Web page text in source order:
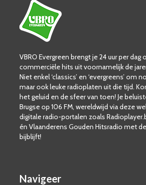
VBRO Evergreen brengt je 24 uur per dag
commerciële hits uit voornamelijk de
Niet enkel ‘classics’ en ‘evergreens’ om
maar ook leuke radioplaten uit die tijd.
het geluid en de sfeer van toen! Je
Brugse op 106 FM, wereldwijd via deze
digitale radio-portalen zoals
én Vlaanderens Gouden Hitsradio met
bijblijft!
Navigeer